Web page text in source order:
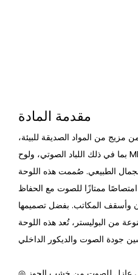
مقدمة المادة
من المواد الصديقة للبيئة،
بما في ذلك اللباد الصوتي، ولوح MDF، وقشرة خشب الجوز
الطبيعي. صُممت هذه اللوحة
امتصاصًا ممتازًا للصوت مع الحفاظ
المكاتب. بفضل تصميمها
من البوليستر، تُعد هذه اللوحة